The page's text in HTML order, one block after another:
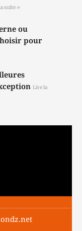
suite »
ou
pour
Lire la